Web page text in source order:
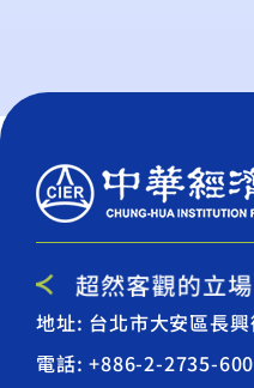
地址: 台北市大安區長
電話: +886-2-2735-